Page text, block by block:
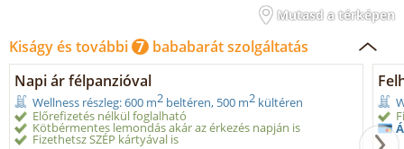
Mutasd a térképen
Kiságy és további 7 bababarát szolgáltatás
Napi ár félpanzióval
Wellness részleg: 600 m2 beltéren, 500 m2 kültéren
Előrefizetés nélkül foglalható
Kötbérmentes lemondás akár az érkezés napján is
Fizethetsz SZÉP kártyával is